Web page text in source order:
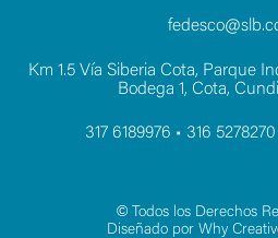
m
p
Km 1.5 Vía Siberia Cota, Parque
Bodega 1, Cota,
317 6189976 • 316
© Todos los Derechos
Diseñado por Why